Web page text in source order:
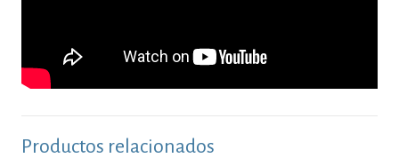
Productos relacionados